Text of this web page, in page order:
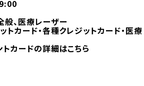
、医療レーザー
トカード・各種クレジットカード・医療
トカードの詳細はこちら